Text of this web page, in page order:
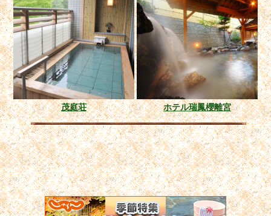
茂庭荘 ホテル瑞鳳櫻離宮